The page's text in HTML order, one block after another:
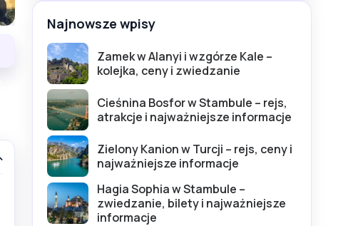
Najnowsze wpisy
Zamek w Alanyi i wzgórze Kale –
kolejka, ceny i zwiedzanie
Cieśnina Bosfor w Stambule – rejs,
atrakcje i najważniejsze informacje
Zielony Kanion w Turcji – rejs, ceny i
najważniejsze informacje
Hagia Sophia w Stambule –
zwiedzanie, bilety i najważniejsze
informacje